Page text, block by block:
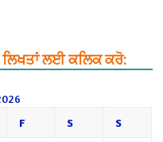
ਲਿਖਤਾਂ ਲਈ ਕਲਿਕ ਕਰੋ:
F S S